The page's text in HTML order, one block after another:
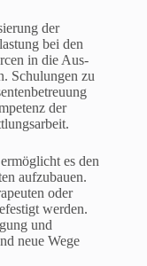
der
bei den
in die Aus-
Schulungen zu
der
es den
aufzubauen.
oder
werden.
und
neue Wege